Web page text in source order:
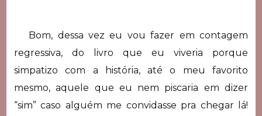
Bom, dessa vez eu vou fazer em contagem
regressiva, do livro que eu viveria porque
simpatizo com a história, até o meu favorito
mesmo, aquele que eu nem piscaria em dizer
“sim” caso alguém me convidasse pra chegar lá!